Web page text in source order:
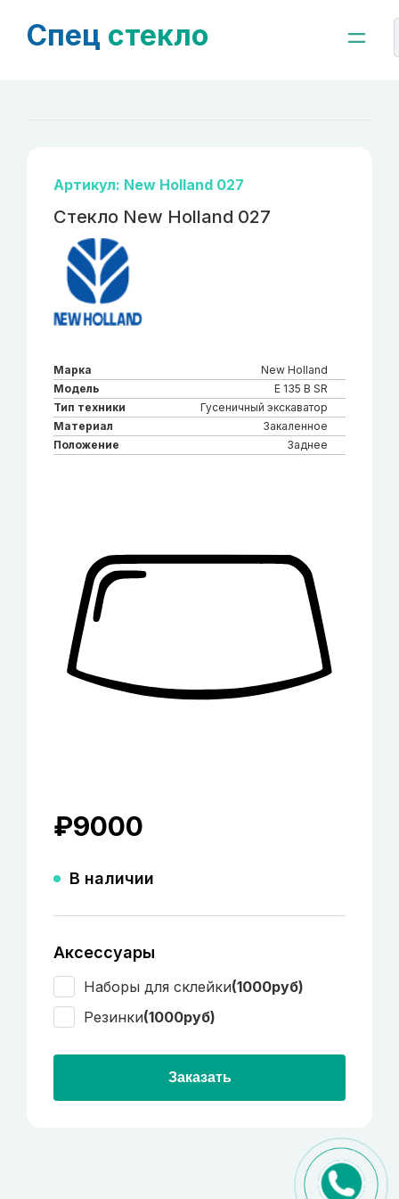
Спец стекло
Артикул: New Holland 027
Стекло New Holland 027
Марка
New Holland
Модель
E 135 B SR
Тип техники
Гусеничный экскаватор
Материал
Закаленное
Положение
Заднее
₽9000
В наличии
Аксессуары
Наборы для склейки(1000руб)
Резинки(1000руб)
Заказать